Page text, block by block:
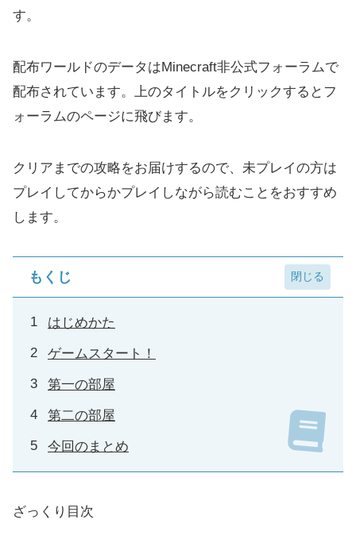
す。
配布ワールドのデータはMinecraft非公式フォーラムで
配布されています。上のタイトルをクリックするとフ
ォーラムのページに飛びます。
クリアまでの攻略をお届けするので、未プレイの方は
プレイしてからかプレイしながら読むことをおすすめ
します。
もくじ
はじめかた
ゲームスタート！
第一の部屋
第二の部屋
今回のまとめ
ざっくり目次